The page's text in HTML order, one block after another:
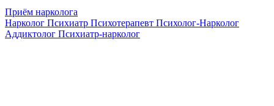
Приём нарколога
Нарколог Психиатр Психотерапевт Психолог-Нарколог
Аддиктолог Психиатр-нарколог